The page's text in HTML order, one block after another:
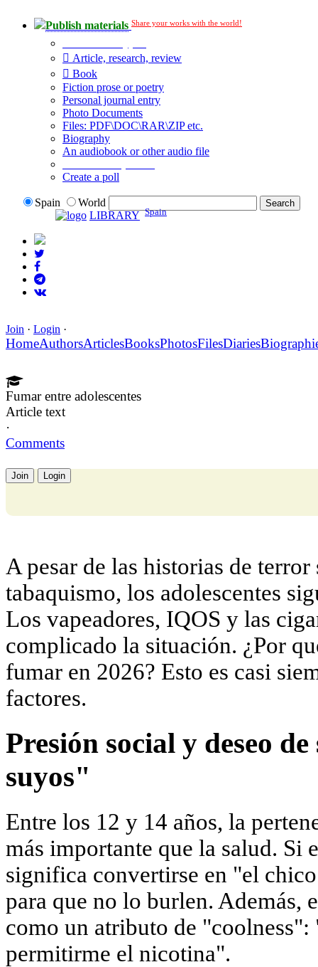
Publish materials Share your works with the world!
Article, research, review
Book
Fiction prose or poetry
Personal journal entry
Photo Documents
Files: PDF\DOC\RAR\ZIP etc.
Biography
An audiobook or other audio file
Create a poll
Spain
World
LIBRARY Spain
Join · Login ·
HomeAuthorsArticlesBooksPhotosFilesDiaries
Fumar entre adolescentes
Article text
·
Comments
Join Login
A pesar de las historias de
tabaquismo, los adolescentes
Los vapeadores, IQOS y las
complicado la situación. ¿Por
fumar en 2026? Esto es casi
factores.
Presión social y deseo
suyos"
Entre los 12 y 14 años, la
más importante que la salud. Si
significa convertirse en "el
para que no lo burlen. Además,
como un atributo de
permitirme el nicotina".